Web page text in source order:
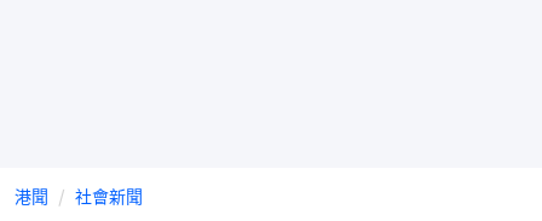
港聞 社會新聞